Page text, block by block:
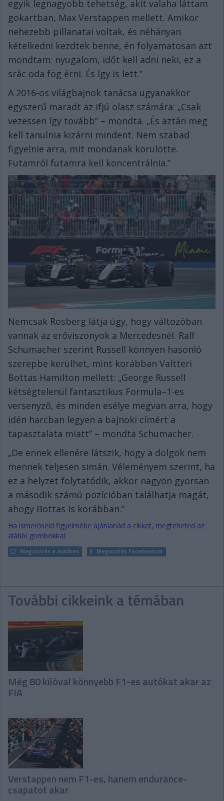
egyik legnagyobb tehetség, akit valaha láttam
gokartban, Max Verstappen mellett. Amikor
nehezebb pillanatai voltak, és néhányan
kételkedni kezdtek benne, én folyamatosan azt
mondtam: nyugalom, időt kell adni neki, ez a
srác oda fog érni. És így is lett.”
A 2016-os világbajnok tanácsa ugyanakkor
egyszerű maradt az ifjú olasz számára: „Csak
vezessen így tovább” – mondta. „És aztán meg
kell tanulnia kizárni mindent. Nem szabad
figyelnie arra, mit mondanak körülötte.
Futamról futamra kell koncentrálnia.”
Nemcsak Rosberg látja úgy, hogy változóban
vannak az erőviszonyok a Mercedesnél. Ralf
Schumacher szerint Russell könnyen hasonló
szerepbe kerülhet, mint korábban Valtteri
Bottas Hamilton mellett: „George Russell
kétségtelenül fantasztikus Formula–1-es
versenyző, és minden esélye megvan arra, hogy
idén harcban legyen a bajnoki címért a
tapasztalata miatt” – mondta Schumacher.
„De ennek ellenére látszik, hogy a dolgok nem
mennek teljesen simán. Véleményem szerint, ha
ez a helyzet folytatódik, akkor nagyon gyorsan
a második számú pozícióban találhatja magát,
ahogy Bottas is korábban.”
Ha ismerőseid figyelmébe ajánlanád a cikket, megteheted az
alábbi gombokkal:
Megosztás e-mailben Megosztás Facebookon
További cikkeink a témában
Még 80 kilóval könnyebb F1-es autókat akar az
FIA
Verstappen nem F1-es, hanem endurance-
csapatot akar